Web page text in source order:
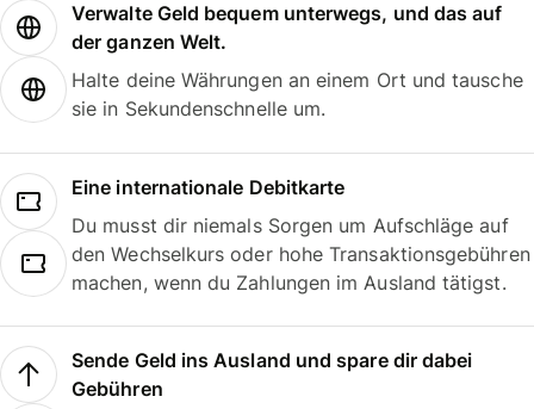
Verwalte Geld bequem unterwegs, und das auf
der ganzen Welt.
Halte deine Währungen an einem Ort und tausche
sie in Sekundenschnelle um.
Eine internationale Debitkarte
Du musst dir niemals Sorgen um Aufschläge auf
den Wechselkurs oder hohe Transaktionsgebühren
machen, wenn du Zahlungen im Ausland tätigst.
Sende Geld ins Ausland und spare dir dabei
Gebühren